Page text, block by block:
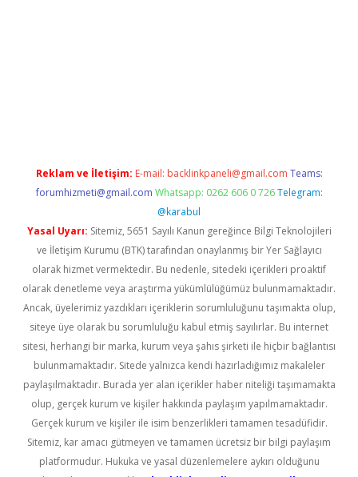
Reklam ve İletişim: E-mail: backlinkpaneli@gmail.com Teams:
forumhizmeti@gmail.com Whatsapp: 0262 606 0 726 Telegram:
@karabul
Yasal Uyarı: Sitemiz, 5651 Sayılı Kanun gereğince Bilgi Teknolojileri
ve İletişim Kurumu (BTK) tarafından onaylanmış bir Yer Sağlayıcı
olarak hizmet vermektedir. Bu nedenle, sitedeki içerikleri proaktif
olarak denetleme veya araştırma yükümlülüğümüz bulunmamaktadır.
Ancak, üyelerimiz yazdıkları içeriklerin sorumluluğunu taşımakta olup,
siteye üye olarak bu sorumluluğu kabul etmiş sayılırlar. Bu internet
sitesi, herhangi bir marka, kurum veya şahıs şirketi ile hiçbir bağlantısı
bulunmamaktadır. Sitede yalnızca kendi hazırladığımız makaleler
paylaşılmaktadır. Burada yer alan içerikler haber niteliği taşımamakta
olup, gerçek kurum ve kişiler hakkında paylaşım yapılmamaktadır.
Gerçek kurum ve kişiler ile isim benzerlikleri tamamen tesadüfidir.
Sitemiz, kar amacı gütmeyen ve tamamen ücretsiz bir bilgi paylaşım
platformudur. Hukuka ve yasal düzenlemelere aykırı olduğunu